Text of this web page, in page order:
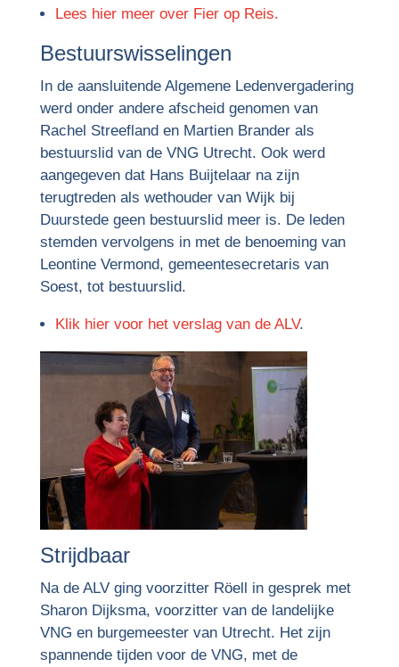
Lees hier meer over Fier op Reis.
Bestuurswisselingen
In de aansluitende Algemene Ledenvergadering
werd onder andere afscheid genomen van
Rachel Streefland en Martien Brander als
bestuurslid van de VNG Utrecht. Ook werd
aangegeven dat Hans Buijtelaar na zijn
terugtreden als wethouder van Wijk bij
Duurstede geen bestuurslid meer is. De leden
stemden vervolgens in met de benoeming van
Leontine Vermond, gemeentesecretaris van
Soest, tot bestuurslid.
Klik hier voor het verslag van de ALV.
Strijdbaar
Na de ALV ging voorzitter Röell in gesprek met
Sharon Dijksma, voorzitter van de landelijke
VNG en burgemeester van Utrecht. Het zijn
spannende tijden voor de VNG, met de